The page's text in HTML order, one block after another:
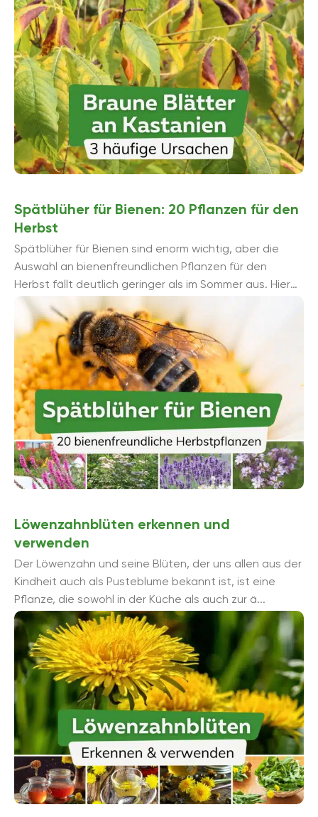
Spätblüher für Bienen: 20 Pflanzen für den
Herbst
Spätblüher für Bienen sind enorm wichtig, aber die
Auswahl an bienenfreundlichen Pflanzen für den
Herbst fällt deutlich geringer als im Sommer aus. Hier
finden Sie ...
Löwenzahnblüten erkennen und
verwenden
Der Löwenzahn und seine Blüten, der uns allen aus der
Kindheit auch als Pusteblume bekannt ist, ist eine
Pflanze, die sowohl in der Küche als auch zur ä...